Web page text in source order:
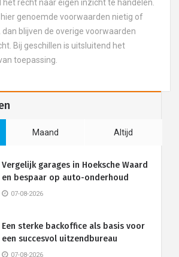
het recht naar eigen inzicht te handelen.
genoemde voorwaarden nietig of
blijven de overige voorwaarden
Bij geschillen is uitsluitend het
toepassing.
Maand Altijd
Vergelijk garages in Hoeksche Waard
en bespaar op auto-onderhoud
07-08-2026
Een sterke backoffice als basis voor
een succesvol uitzendbureau
07-08-2026